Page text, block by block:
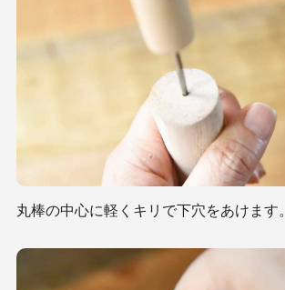
丸棒の中心に軽くキリで下穴をあけます。